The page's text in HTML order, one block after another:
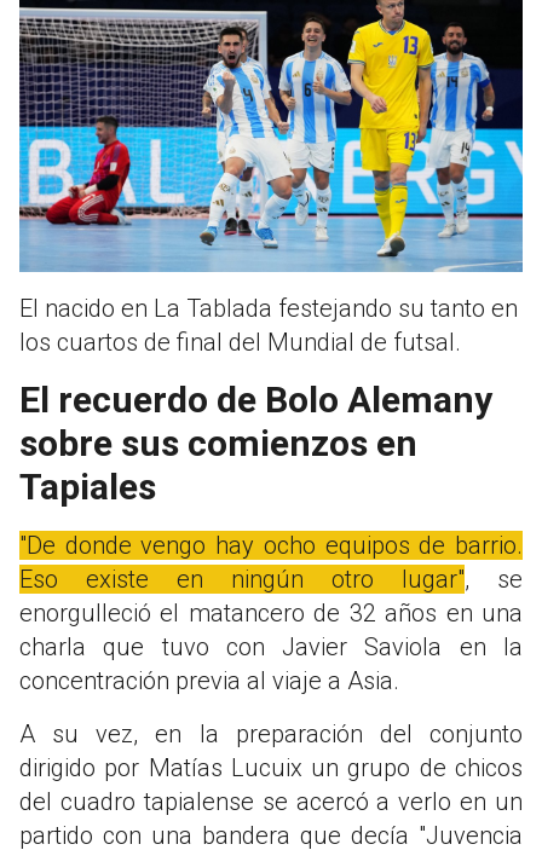
El nacido en La Tablada festejando su tanto en
los cuartos de final del Mundial de futsal.
El recuerdo de Bolo Alemany
sobre sus comienzos en
Tapiales
"De donde vengo hay ocho equipos de barrio.
Eso existe en ningún otro lugar", se
enorgulleció el matancero de 32 años en una
charla que tuvo con Javier Saviola en la
concentración previa al viaje a Asia.
A su vez, en la preparación del conjunto
dirigido por Matías Lucuix un grupo de chicos
del cuadro tapialense se acercó a verlo en un
partido con una bandera que decía "Juvencia